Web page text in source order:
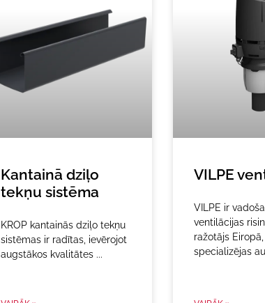
Kantainā dziļo
tekņu sistēma
KROP kantainās dziļo tekņu
sistēmas ir radītas, ievērojot
augstākos kvalitātes
VILPE
VILPE ir
ventilācijas
ražotājs
specializējas